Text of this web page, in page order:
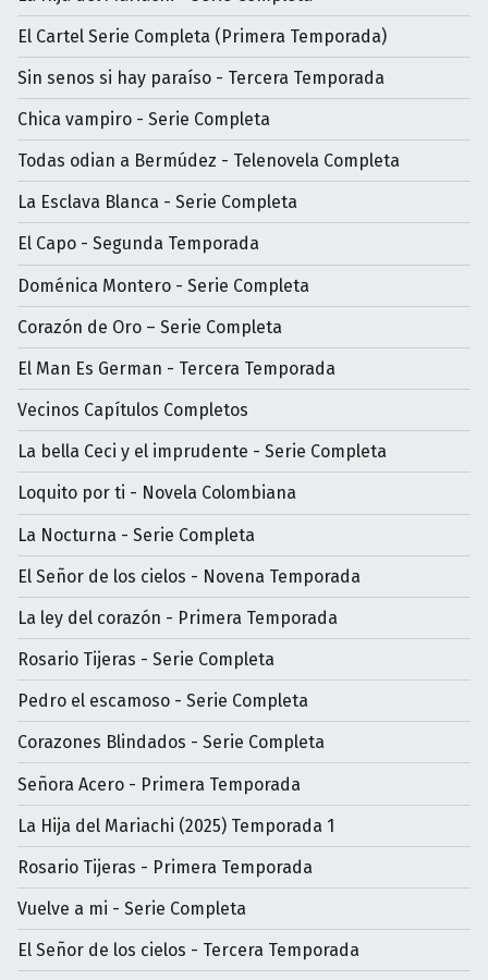
El Cartel Serie Completa (Primera Temporada)
Sin senos si hay paraíso - Tercera Temporada
Chica vampiro - Serie Completa
Todas odian a Bermúdez - Telenovela Completa
La Esclava Blanca - Serie Completa
El Capo - Segunda Temporada
Doménica Montero - Serie Completa
Corazón de Oro – Serie Completa
El Man Es German - Tercera Temporada
Vecinos Capítulos Completos
La bella Ceci y el imprudente - Serie Completa
Loquito por ti - Novela Colombiana
La Nocturna - Serie Completa
El Señor de los cielos - Novena Temporada
La ley del corazón - Primera Temporada
Rosario Tijeras - Serie Completa
Pedro el escamoso - Serie Completa
Corazones Blindados - Serie Completa
Señora Acero - Primera Temporada
La Hija del Mariachi (2025) Temporada 1
Rosario Tijeras - Primera Temporada
Vuelve a mi - Serie Completa
El Señor de los cielos - Tercera Temporada